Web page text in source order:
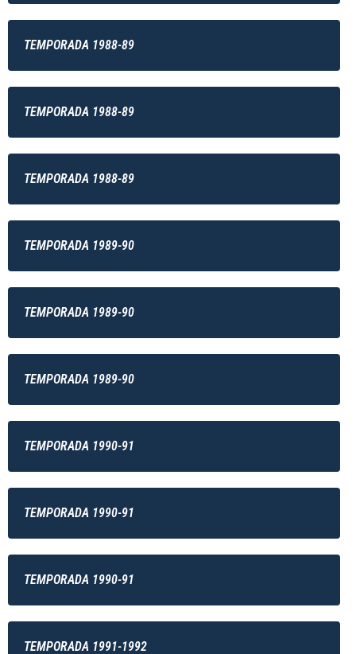
TEMPORADA 1988-89
TEMPORADA 1988-89
TEMPORADA 1988-89
TEMPORADA 1989-90
TEMPORADA 1989-90
TEMPORADA 1989-90
TEMPORADA 1990-91
TEMPORADA 1990-91
TEMPORADA 1990-91
TEMPORADA 1991-1992